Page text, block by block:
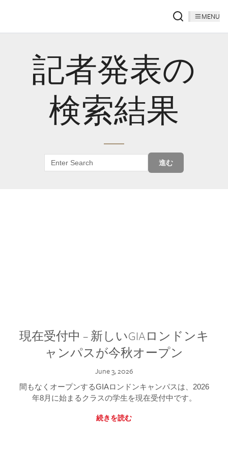
MENU
記者発表の
検索結果
進む
現在受付中 – 新しいGIAロンドンキ
ャンパスが今秋オープン
June 3, 2026
間もなくオープンするGIAロンドンキャンパスは、2026
年8月に始まるクラスの学生を現在受付中です。
続きを読む